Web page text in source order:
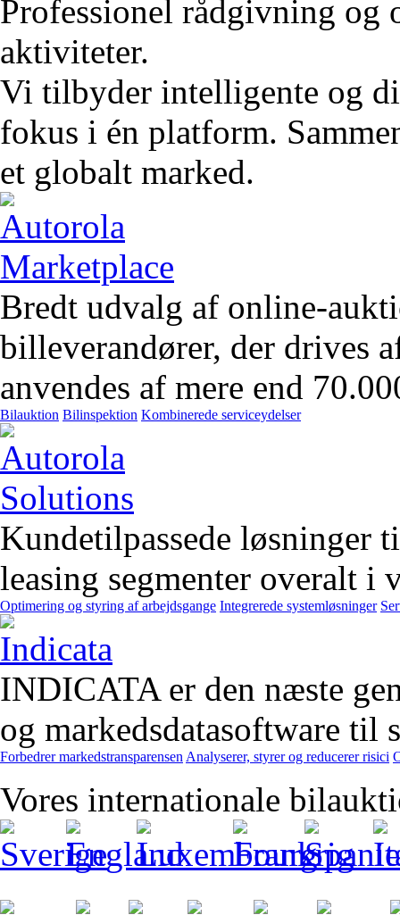
Professionel rådgivning og
aktiviteter.
Vi tilbyder intelligente og
fokus i én platform.
et globalt marked.
Bredt udvalg af online-
billeverandører, der drives
anvendes af mere end
Bilauktion Bilinspektion Kombinerede serviceydelser
Kundetilpassede løsninger
leasing segmenter overalt i
Optimering og styring af arbejdsgange Integrerede systemløsninger
INDICATA er den næste
og markedsdatasoftware
Forbedrer markedstransparensen Analyserer, styrer og reducerer risici
Vores internationale